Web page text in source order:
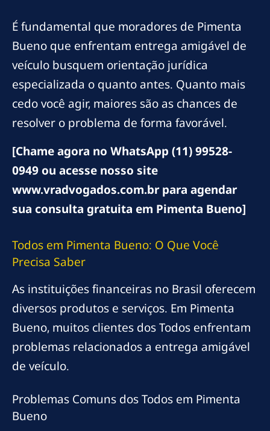
É fundamental que moradores de Pimenta
Bueno que enfrentam entrega amigável de
veículo busquem orientação jurídica
especializada o quanto antes. Quanto mais
cedo você agir, maiores são as chances de
resolver o problema de forma favorável.
[Chame agora no WhatsApp (11) 99528-
0949 ou acesse nosso site
www.vradvogados.com.br para agendar
sua consulta gratuita em Pimenta Bueno]
Todos em Pimenta Bueno: O Que Você
Precisa Saber
As instituições financeiras no Brasil oferecem
diversos produtos e serviços. Em Pimenta
Bueno, muitos clientes dos Todos enfrentam
problemas relacionados a entrega amigável
de veículo.
Problemas Comuns dos Todos em Pimenta
Bueno